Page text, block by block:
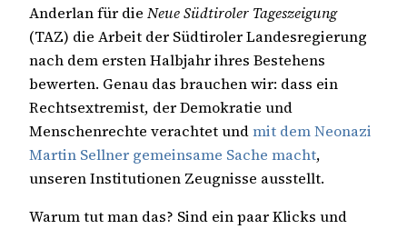
Anderlan für die Neue Südtiroler Tageszeigung
(TAZ) die Arbeit der Südtiroler Landesregierung
nach dem ersten Halbjahr ihres Bestehens
bewerten. Genau das brauchen wir: dass ein
Rechtsextremist, der Demokratie und
Menschenrechte verachtet undmit dem Neonazi
Martin Sellner gemeinsame Sache macht,
unseren Institutionen Zeugnisse ausstellt.
Warum tut man das? Sind ein paar Klicks und